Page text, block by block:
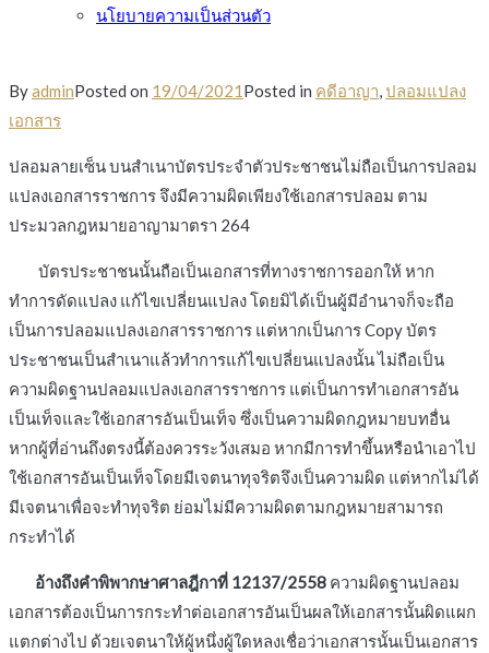
นโยบายความเป็นส่วนตัว
ByadminPosted on 19/04/2021Posted in คดีอาญา,ปลอมแปลง
เอกสาร
ปลอมลายเซ็น บนสำเนาบัตรประจำตัวประชาชนไม่ถือเป็นการปลอม
แปลงเอกสารราชการ จึงมีความผิดเพียงใช้เอกสารปลอม ตาม
ประมวลกฎหมายอาญามาตรา 264
บัตรประชาชนนั้นถือเป็นเอกสารที่ทางราชการออกให้ หาก
ทำการดัดแปลง แก้ไขเปลี่ยนแปลง โดยมิได้เป็นผู้มีอำนาจก็จะถือ
เป็นการปลอมแปลงเอกสารราชการ แต่หากเป็นการ Copy บัตร
ประชาชนเป็นสำเนาแล้วทำการแก้ไขเปลี่ยนแปลงนั้น ไม่ถือเป็น
ความผิดฐานปลอมแปลงเอกสารราชการ แต่เป็นการทำเอกสารอัน
เป็นเท็จและใช้เอกสารอันเป็นเท็จ ซึ่งเป็นความผิดกฎหมายบทอื่น
หากผู้ที่อ่านถึงตรงนี้ต้องควรระวังเสมอ หากมีการทำขึ้นหรือนำเอาไป
ใช้เอกสารอันเป็นเท็จโดยมีเจตนาทุจริตจึงเป็นความผิด แต่หากไม่ได้
มีเจตนาเพื่อจะทำทุจริต ย่อมไม่มีความผิดตามกฎหมายสามารถ
กระทำได้
อ้างถึงคำพิพากษาศาลฎีกาที่ 12137/2558 ความผิดฐานปลอม
เอกสารต้องเป็นการกระทำต่อเอกสารอันเป็นผลให้เอกสารนั้นผิดแผก
แตกต่างไป ด้วยเจตนาให้ผู้หนึ่งผู้ใดหลงเชื่อว่าเอกสารนั้นเป็นเอกสาร